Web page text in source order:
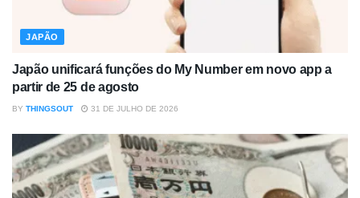
JAPÃO
Japão unificará funções do My Number em novo app a
partir de 25 de agosto
BY THINGSOUT 31 DE JULHO DE 2026